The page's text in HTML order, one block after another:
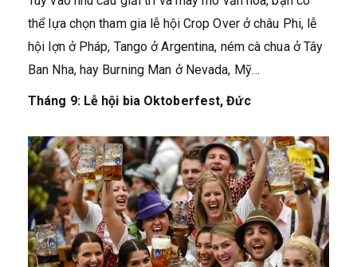
thể lựa chọn tham gia lễ hội Crop Over ở châu Phi, lễ
hội lợn ở Pháp, Tango ở Argentina, ném cà chua ở Tây
Ban Nha, hay Burning Man ở Nevada, Mỹ…
Tháng 9: Lễ hội bia Oktoberfest, Đức